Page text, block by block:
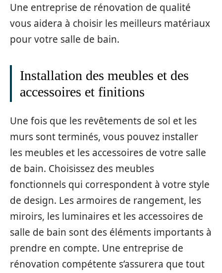
Une entreprise de rénovation de qualité
vous aidera à choisir les meilleurs matériaux
pour votre salle de bain.
Installation des meubles et des
accessoires et finitions
Une fois que les revêtements de sol et les
murs sont terminés, vous pouvez installer
les meubles et les accessoires de votre salle
de bain. Choisissez des meubles
fonctionnels qui correspondent à votre style
de design. Les armoires de rangement, les
miroirs, les luminaires et les accessoires de
salle de bain sont des éléments importants à
prendre en compte. Une entreprise de
rénovation compétente s’assurera que tout